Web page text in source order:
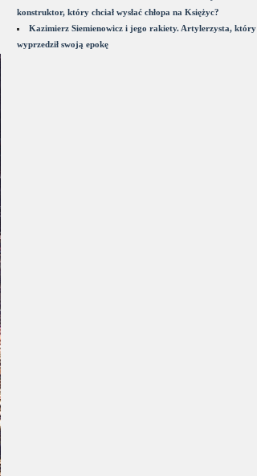
konstruktor, który chciał wysłać chłopa na Księżyc?
Kazimierz Siemienowicz i jego rakiety. Artylerzysta, który
wyprzedził swoją epokę